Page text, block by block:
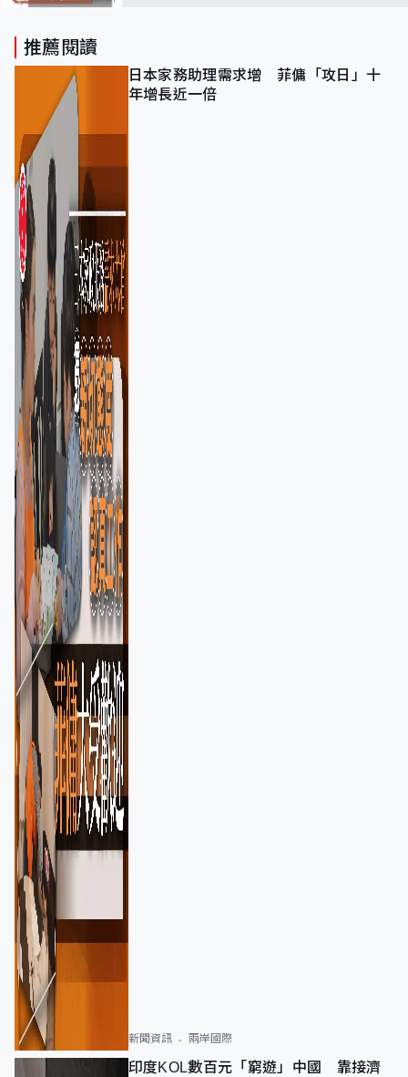
推薦閱讀
日本家務助理需求增 菲傭「攻日」十
年增長近一倍
新聞資訊 兩岸國際
印度KOL數百元「窮遊」中國 靠接濟